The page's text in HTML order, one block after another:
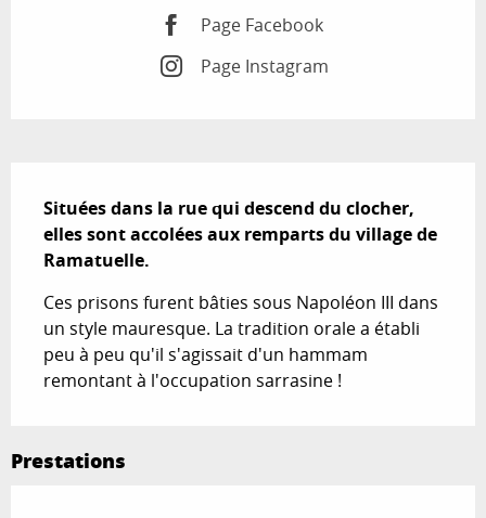
Page Facebook
Page Instagram
Situées dans la rue qui descend du clocher,
elles sont accolées aux remparts du village de
Ramatuelle.
Ces prisons furent bâties sous Napoléon III dans
un style mauresque. La tradition orale a établi
peu à peu qu'il s'agissait d'un hammam
remontant à l'occupation sarrasine !
Prestations